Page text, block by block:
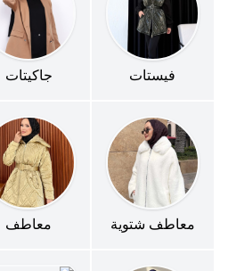
فيستات جاكيتات
معاطف شتوية معاطف